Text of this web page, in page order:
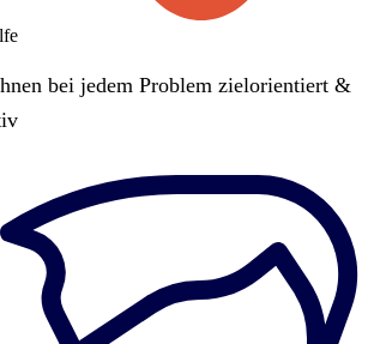
bei jedem Problem zielorientiert &